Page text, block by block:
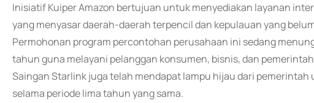
Inisiatif Kuiper Amazon bertujuan untuk menyediakan layanan
yang menyasar daerah-daerah terpencil dan kepulauan yang
Permohonan program percontohan perusahaan ini sedang
tahun guna melayani pelanggan konsumen, bisnis, dan
Saingan Starlink juga telah mendapat lampu hijau dari
selama periode lima tahun yang sama.